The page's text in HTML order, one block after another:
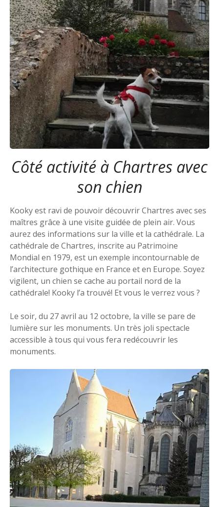
Côté activité à Chartres avec
son chien
Kooky est ravi de pouvoir découvrir Chartres avec ses
maîtres grâce à une visite guidée de plein air. Vous
aurez des informations sur la ville et la cathédrale. La
cathédrale de Chartres, inscrite au Patrimoine
Mondial en 1979, est un exemple incontournable de
l’architecture gothique en France et en Europe. Soyez
vigilent, un chien se cache au portail nord de la
cathédrale! Kooky l’a trouvé! Et vous le verrez vous ?
Le soir, du 27 avril au 12 octobre, la ville se pare de
lumière sur les monuments. Un très joli spectacle
accessible à tous qui vous fera redécouvrir les
monuments.